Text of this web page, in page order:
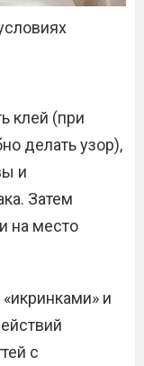
клей (при
делать узор),
и
Затем
на место
и
с